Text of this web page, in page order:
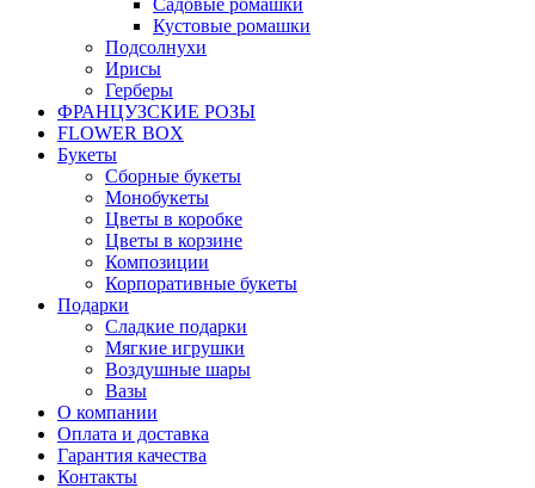
Кустовые ромашки
Подсолнухи
Ирисы
Герберы
ФРАНЦУЗСКИЕ РОЗЫ
FLOWER BOX
Букеты
Сборные букеты
Монобукеты
Цветы в коробке
Цветы в корзине
Композиции
Корпоративные букеты
Подарки
Сладкие подарки
Мягкие игрушки
Воздушные шары
Вазы
О компании
Оплата и доставка
Гарантия качества
Контакты